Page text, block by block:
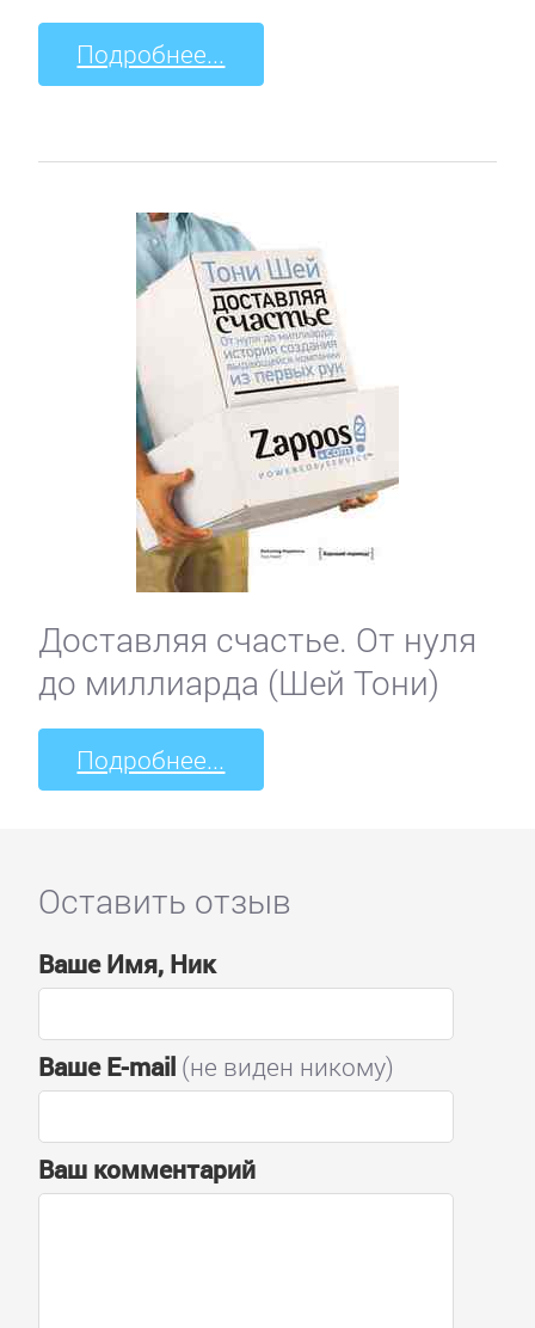
Подробнее...
Доставляя счастье. От нуля
до миллиарда (Шей Тони)
Подробнее...
Оставить отзыв
Ваше Имя, Ник
Ваше E-mail(не виден никому)
Ваш комментарий